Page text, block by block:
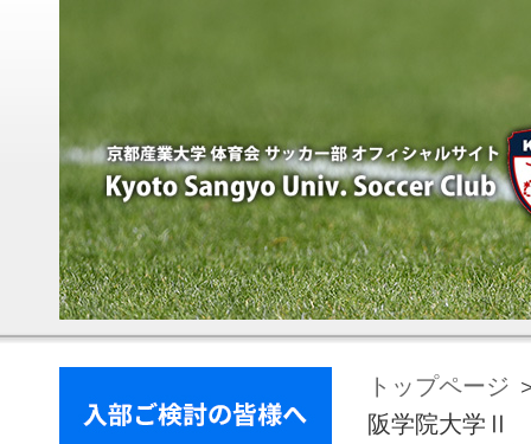
トップページ
阪学院大学Ⅱ